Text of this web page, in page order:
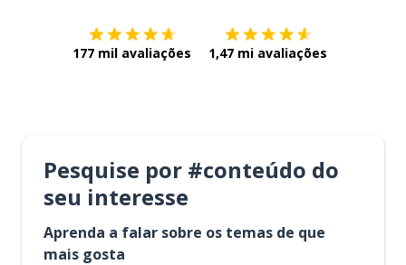
177 mil avaliações 1,47 mi avaliações
Pesquise por #conteúdo do
seu interesse
Aprenda a falar sobre os temas de que
mais gosta